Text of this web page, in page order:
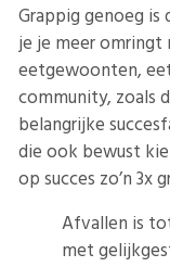
Grappig genoeg
je je meer omringt
eetgewoonten,
community, zoals
belangrijke
die ook bewust
op succes zo’n
Afvallen is
met